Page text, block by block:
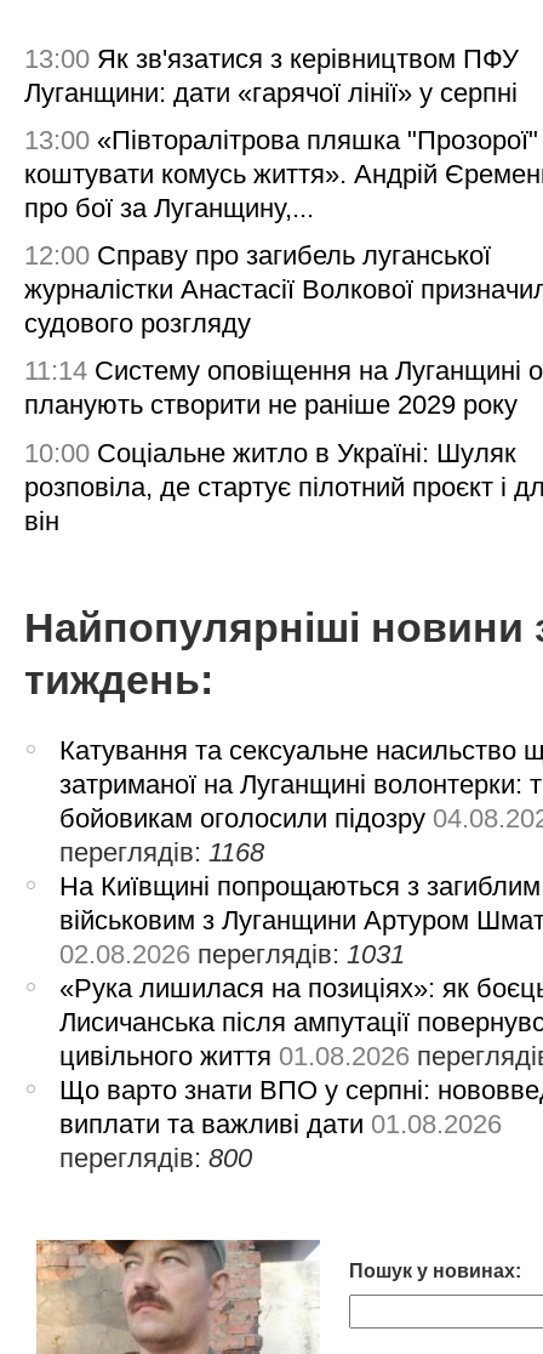
13:00 Як зв'язатися з керівництвом ПФУ
Луганщини: дати «гарячої лінії» у серпні
13:00 «Півторалітрова пляшка
коштувати комусь життя». Андрій
про бої за Луганщину,...
12:00 Справу про загибель луганської
журналістки Анастасії Волкової
судового розгляду
11:14 Систему оповіщення на Луганщині
планують створити не раніше 2029 року
10:00 Соціальне житло в Україні: Шуляк
розповіла, де стартує пілотний проєкт і
він
Найпопулярніші новини
тиждень:
Катування та сексуальне насильство
затриманої на Луганщині волонтерки:
бойовикам оголосили підозру
переглядів: 1168
На Київщині попрощаються з загиблим
військовим з Луганщини Артуром
02.08.2026 переглядів: 1031
«Рука лишилася на позиціях»: як
Лисичанська після ампутації
цивільного життя 01.08.2026
Що варто знати ВПО у серпні:
виплати та важливі дати 01.08.2026
переглядів:800
Пошук у новинах: